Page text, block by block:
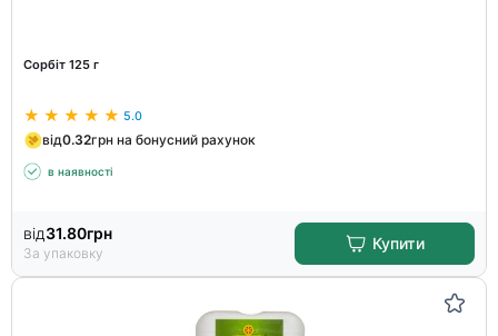
Сорбіт 125 г
5.0
від0.32грн на бонусний рахунок
в наявності
від31.80грн
За упаковку
Купити